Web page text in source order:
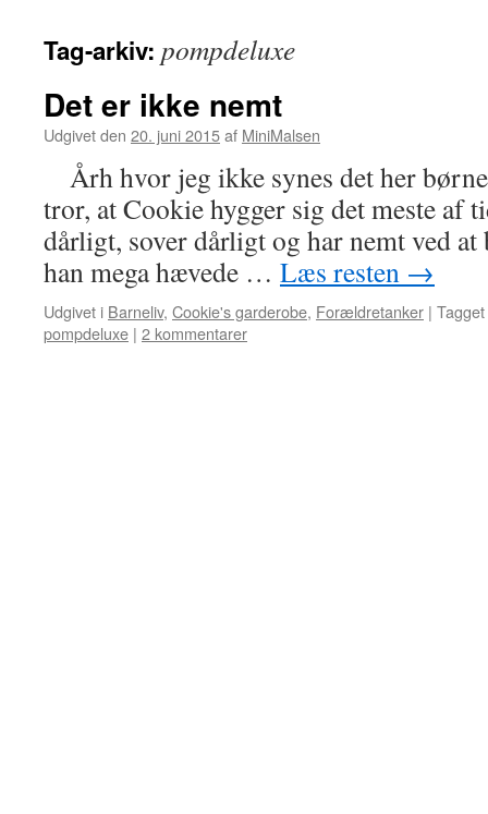
Tag-arkiv: pompdeluxe
Det er ikke nemt
Udgivet den 20. juni 2015af MiniMalsen
Årh hvor jeg ikke synes det her
tror, at Cookie hygger sig det meste af
dårligt, sover dårligt og har nemt ved
han mega hævede … Læs resten →
Udgivet i Barneliv, Cookie's garderobe, Forældretanker | Tagget
pompdeluxe | 2 kommentarer